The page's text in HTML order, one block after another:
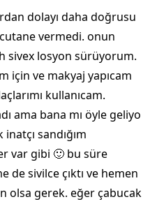
dolayı daha doğrusu
vermedi. onun
sivex losyon sürüyorum.
için ve makyaj yapıcam
kullanıcam.
ama bana mı öyle geliyo
sandığım
var gibi 🙂 bu süre
de sivilce çıktı ve hemen
olsa gerek. eğer çabucak